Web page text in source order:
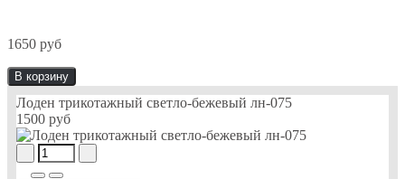
1650 руб
В корзину
Лоден трикотажный светло-бежевый лн-075
1500 руб